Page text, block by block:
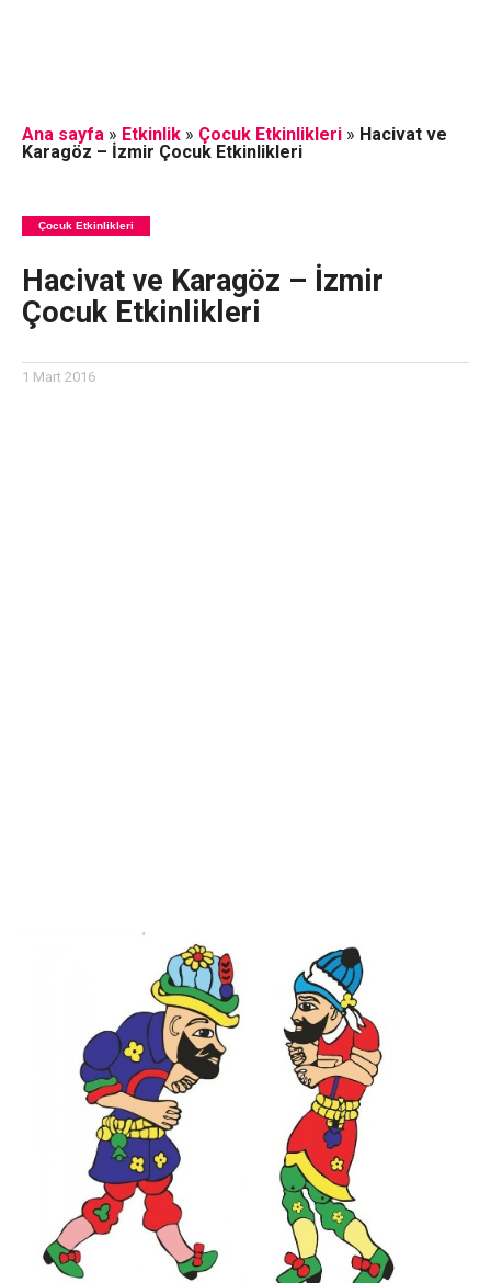
Ana sayfa» Etkinlik» Çocuk Etkinlikleri» Hacivat ve
Karagöz – İzmir Çocuk Etkinlikleri
Çocuk Etkinlikleri
Hacivat ve Karagöz – İzmir
Çocuk Etkinlikleri
1 Mart 2016